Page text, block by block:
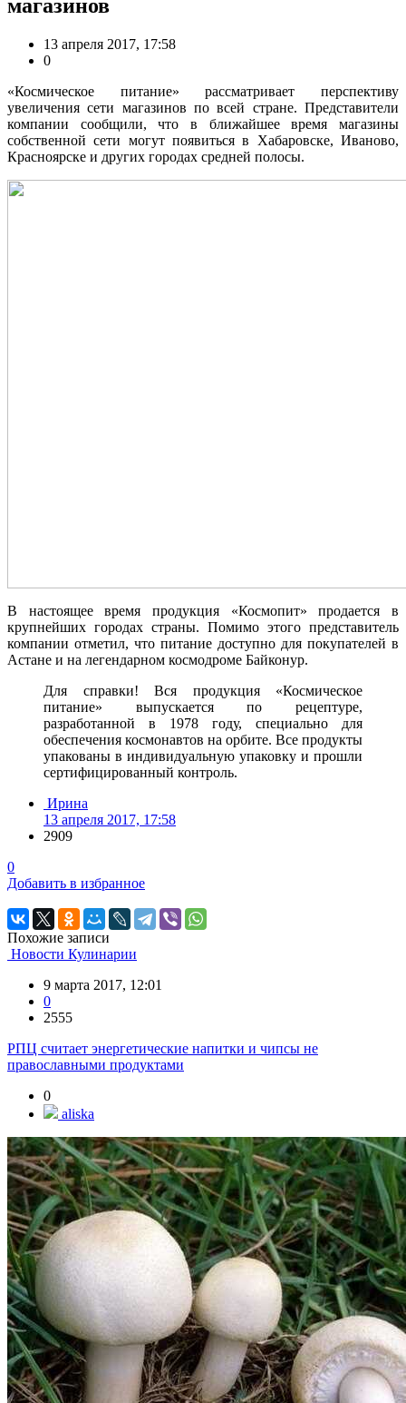
магазинов
13 апреля 2017, 17:58
0
«Космическое питание» рассматривает перспективу
увеличения сети магазинов по всей стране. Представители
компании сообщили, что в ближайшее время магазины
собственной сети могут появиться в Хабаровске, Иваново,
Красноярске и других городах средней полосы.
В настоящее время продукция «Космопит» продается в
крупнейших городах страны. Помимо этого представитель
компании отметил, что питание доступно для покупателей в
Астане и на легендарном космодроме Байконур.
Для справки! Вся продукция «Космическое
питание» выпускается по рецептуре,
разработанной в 1978 году, специально для
обеспечения космонавтов на орбите. Все продукты
упакованы в индивидуальную упаковку и прошли
сертифицированный контроль.
Ирина
13 апреля 2017, 17:58
2909
0
Добавить в избранное
Похожие записи
Новости Кулинарии
9 марта 2017, 12:01
0
2555
РПЦ считает энергетические напитки и чипсы не
православными продуктами
0
aliska